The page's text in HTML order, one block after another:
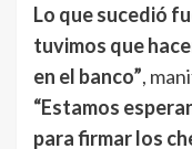
Lo que sucedió
tuvimos que
en el banco”,
“Estamos
para firmar los